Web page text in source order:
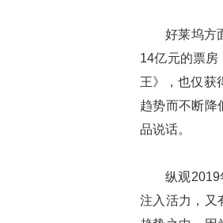
好莱坞方
14亿元的票
王》，也仅获
趋势而不断降
品说话。
纵观2019
注入活力，又